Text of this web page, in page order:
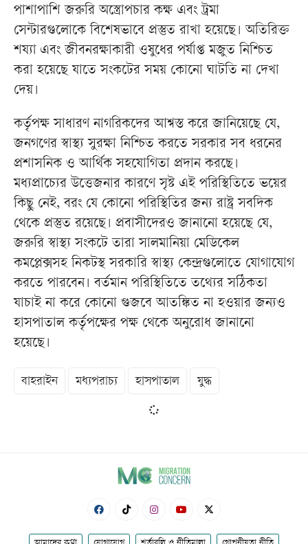
পাশাপাশি জরুরি অস্ত্রোপচার কক্ষ এবং ট্রমা
সেন্টারগুলোকে বিশেষভাবে প্রস্তুত রাখা হয়েছে। অতিরিক্ত
শয্যা এবং জীবনরক্ষাকারী ওষুধের পর্যাপ্ত মজুত নিশ্চিত
করা হয়েছে যাতে সংকটের সময় কোনো ঘাটতি না দেখা
দেয়।
কর্তৃপক্ষ সাধারণ নাগরিকদের আশ্বস্ত করে জানিয়েছে যে,
জনগণের স্বাস্থ্য সুরক্ষা নিশ্চিত করতে সরকার সব ধরনের
প্রশাসনিক ও আর্থিক সহযোগিতা প্রদান করছে।
মধ্যপ্রাচ্যের উত্তেজনার কারণে সৃষ্ট এই পরিস্থিতিতে ভয়ের
কিছু নেই, বরং যে কোনো পরিস্থিতির জন্য রাষ্ট্র সবদিক
থেকে প্রস্তুত রয়েছে। প্রবাসীদেরও জানানো হয়েছে যে,
জরুরি স্বাস্থ্য সংকটে তারা সালমানিয়া মেডিকেল
কমপ্লেক্সসহ নিকটস্থ সরকারি স্বাস্থ্য কেন্দ্রগুলোতে যোগাযোগ
করতে পারবেন। বর্তমান পরিস্থিতিতে তথ্যের সঠিকতা
যাচাই না করে কোনো গুজবে আতঙ্কিত না হওয়ার জন্যও
হাসপাতাল কর্তৃপক্ষের পক্ষ থেকে অনুরোধ জানানো
হয়েছে।
বাহরাইন মধ্যপরাচ্য হাসপাতাল যুদ্ধ